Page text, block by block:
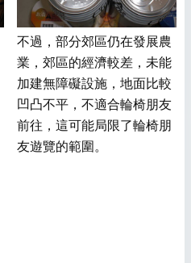
不過，部分郊區仍在發展農
業，郊區的經濟較差，未能
加建無障礙設施，地面比較
凹凸不平，不適合輪椅朋友
前往，這可能局限了輪椅朋
友遊覽的範圍。